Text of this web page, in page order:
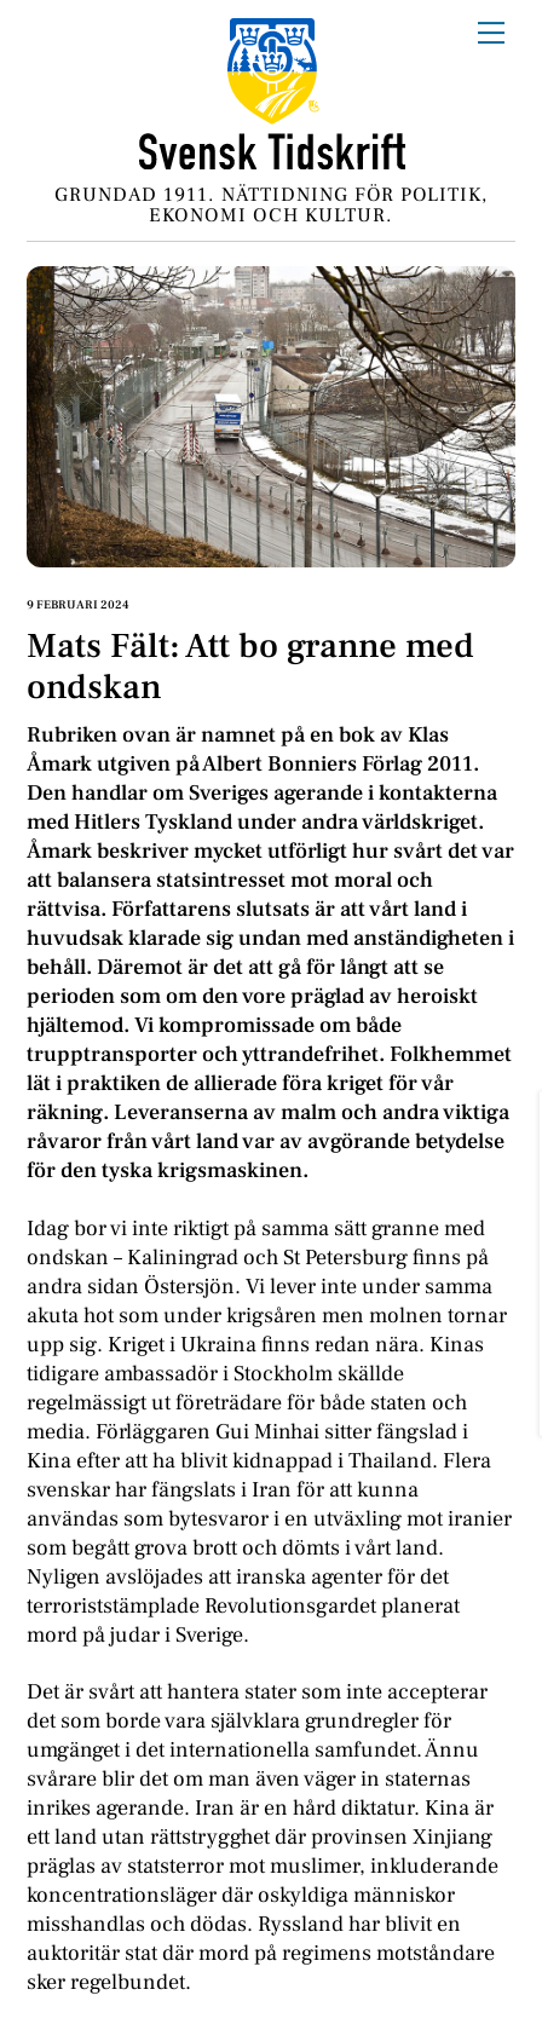
GRUNDAD 1911. NÄTTIDNING FÖR POLITIK,
EKONOMI OCH KULTUR.
9 FEBRUARI 2024
Mats Fält: Att bo granne med
ondskan
Rubriken ovan är namnet på en bok av Klas
Åmark utgiven på Albert Bonniers Förlag 2011.
Den handlar om Sveriges agerande i kontakterna
med Hitlers Tyskland under andra världskriget.
Åmark beskriver mycket utförligt hur svårt det var
att balansera statsintresset mot moral och
rättvisa. Författarens slutsats är att vårt land i
huvudsak klarade sig undan med anständigheten i
behåll. Däremot är det att gå för långt att se
perioden som om den vore präglad av heroiskt
hjältemod. Vi kompromissade om både
trupptransporter och yttrandefrihet. Folkhemmet
lät i praktiken de allierade föra kriget för vår
räkning. Leveranserna av malm och andra viktiga
råvaror från vårt land var av avgörande betydelse
för den tyska krigsmaskinen.
Idag bor vi inte riktigt på samma sätt granne med
ondskan – Kaliningrad och St Petersburg finns på
andra sidan Östersjön. Vi lever inte under samma
akuta hot som under krigsåren men molnen tornar
upp sig. Kriget i Ukraina finns redan nära. Kinas
tidigare ambassadör i Stockholm skällde
regelmässigt ut företrädare för både staten och
media. Förläggaren Gui Minhai sitter fängslad i
Kina efter att ha blivit kidnappad i Thailand. Flera
svenskar har fängslats i Iran för att kunna
användas som bytesvaror i en utväxling mot iranier
som begått grova brott och dömts i vårt land.
Nyligen avslöjades att iranska agenter för det
terroriststämplade Revolutionsgardet planerat
mord på judar i Sverige.
Det är svårt att hantera stater som inte accepterar
det som borde vara självklara grundregler för
umgänget i det internationella samfundet. Ännu
svårare blir det om man även väger in staternas
inrikes agerande. Iran är en hård diktatur. Kina är
ett land utan rättstrygghet där provinsen Xinjiang
präglas av statsterror mot muslimer, inkluderande
koncentrationsläger där oskyldiga människor
misshandlas och dödas. Ryssland har blivit en
auktoritär stat där mord på regimens motståndare
sker regelbundet.